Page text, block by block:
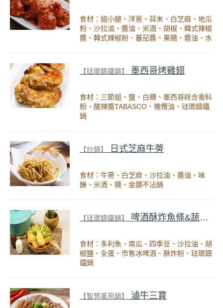
食材：翅小腿、洋蔥、蒜末、白芝麻、地瓜
粉、沙拉油、醬油、米酒、胡椒、韓式辣椒
醬、韓式辣椒粉、蕃茄醬、果糖、醬油、水
【琺瑯鑄鐵鍋】 墨西哥烤雞翅
食材：三節翅、鹽、白糖、墨西哥綜合香料
粉、酸辣醬TABASCO、橄欖油、琺瑯鑄鐵
鍋
【炒鍋】 日式芝麻牛蒡
食材：牛蒡、白芝麻、沙拉油、醬油、味
醂、米酒、糖、金鑽不沾鍋
【琺瑯鑄鐵鍋】 啤酒酥炸魚條&蔬菜天婦羅
食材：多利魚、南瓜、四季豆、沙拉油、胡
椒鹽、全蛋、市售冰啤酒、酥炸粉、琺瑯鑄
鐵鍋
【智慧萬用鍋】 滷牛三寶